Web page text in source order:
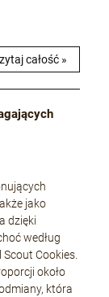
całość »
jako
dzięki
według
Scout Cookies.
około
która